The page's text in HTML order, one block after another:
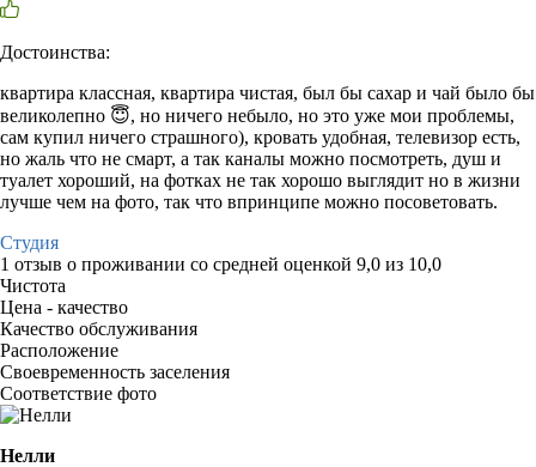
Достоинства:
квартира классная, квартира чистая, был бы сахар и чай было бы
великолепно 😇, но ничего небыло, но это уже мои проблемы,
сам купил ничего страшного), кровать удобная, телевизор есть,
но жаль что не смарт, а так каналы можно посмотреть, душ и
туалет хороший, на фотках не так хорошо выглядит но в жизни
лучше чем на фото, так что впринципе можно посоветовать.
Студия
1 отзыв о проживании со средней оценкой 9,0 из 10,0
Чистота
Цена - качество
Качество обслуживания
Расположение
Своевременность заселения
Соответствие фото
Нелли